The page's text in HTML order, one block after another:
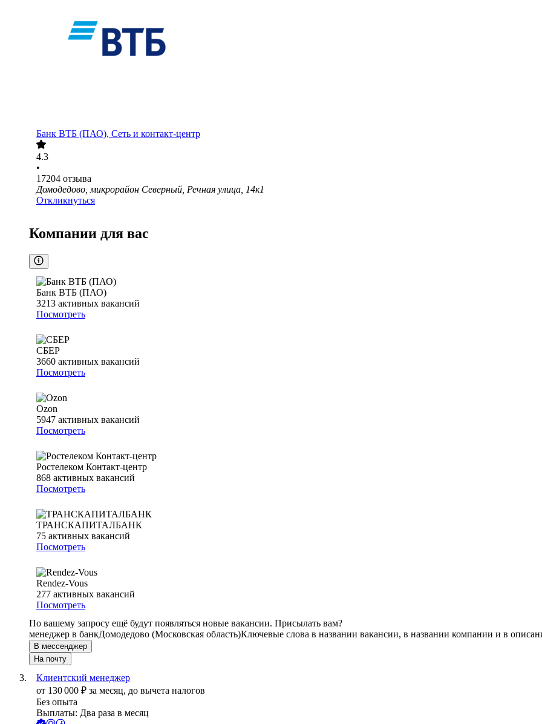
Банк ВТБ (ПАО), Сеть и контакт-центр
4.3
•
17204 отзыва
Домодедово, микрорайон Северный, Речная улица, 14к1
Откликнуться
Компании для вас
Банк ВТБ (ПАО)
3213 активных вакансий
Посмотреть
СБЕР
3660 активных вакансий
Посмотреть
Ozon
5947 активных вакансий
Посмотреть
Ростелеком Контакт-центр
868 активных вакансий
Посмотреть
ТРАНСКАПИТАЛБАНК
75 активных вакансий
Посмотреть
Rendez-Vous
277 активных вакансий
Посмотреть
По вашему запросу ещё будут появляться новые вакансии. Присылать вам?
менеджер в банкДомодедово (Московская область)Ключевые слова в названии вакансии, в названии компании и в
В мессенджер
На почту
Клиентский менеджер
от 130 000 ₽ за месяц, до вычета налогов
Без опыта
Выплаты: Два раза в месяц